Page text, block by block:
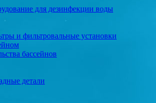
для дезинфекции воды
и фильтровальные установки
бассейнов
детали